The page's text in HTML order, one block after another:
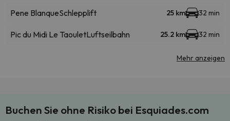
Pene BlanqueSchlepplift 25 km 32 min
Pic du Midi Le TaouletLuftseilbahn 25.2 km 32 min
Mehr anzeigen
Buchen Sie ohne Risiko bei Esquiades.com